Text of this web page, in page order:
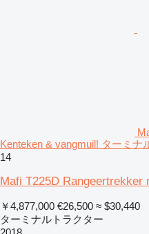
Kenteken & vangmuil! ターミナ
14
Mafi T225D Rangeertrekker
￥4,877,000 €26,500 ≈ $30,440
ターミナルトラクター